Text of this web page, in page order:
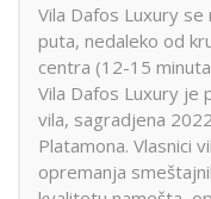
Vila Dafos Luxury se
puta, nedaleko od
centra (12-15
Vila Dafos Luxury je
vila, sagradjena
Platamona. Vlasnici
opremanja